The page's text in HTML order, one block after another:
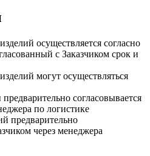
осуществляется согласно
с Заказчиком срок и
могут осуществляться
согласовывается
по логистике
предварительно
через менеджера